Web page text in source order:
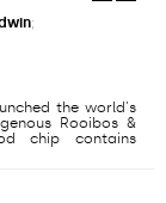
;
the world's
Rooibos &
chip contains